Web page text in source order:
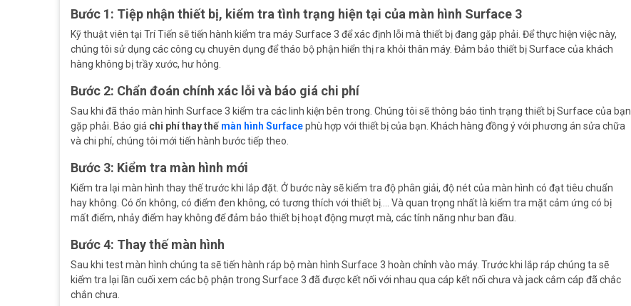
Bước 1: Tiệp nhận thiết bị, kiểm tra tình trạng hiện tại của màn hình Surface 3
Kỹ thuật viên tại Trí Tiến sẽ tiến hành kiểm tra máy Surface 3 để xác định lỗi mà thiết bị đang gặp phải. Để thực hiện việc này,
chúng tôi sử dụng các công cụ chuyên dụng để tháo bộ phận hiển thị ra khỏi thân máy. Đảm bảo thiết bị Surface của khách
hàng không bị trầy xước, hư hỏng.
Bước 2: Chẩn đoán chính xác lỗi và báo giá chi phí
Sau khi đã tháo màn hình Surface 3 kiểm tra các linh kiện bên trong. Chúng tôi sẽ thông báo tình trạng thiết bị Surface của bạn
gặp phải. Báo giá chi phí thay thế màn hình Surfacephù hợp với thiết bị của bạn. Khách hàng đồng ý với phương án sửa chữa
và chi phí, chúng tôi mới tiến hành bước tiếp theo.
Bước 3: Kiểm tra màn hình mới
Kiểm tra lại màn hình thay thế trước khi lắp đặt. Ở bước này sẽ kiểm tra độ phân giải, độ nét của màn hình có đạt tiêu chuẩn
hay không. Có ổn không, có điểm đen không, có tương thích với thiết bị…. Và quan trọng nhất là kiểm tra mặt cảm ứng có bị
mất điểm, nhảy điểm hay không để đảm bảo thiết bị hoạt động mượt mà, các tính năng như ban đầu.
Bước 4: Thay thế màn hình
Sau khi test màn hình chúng ta sẽ tiến hành ráp bộ màn hình Surface 3 hoàn chỉnh vào máy. Trước khi lắp ráp chúng ta sẽ
kiểm tra lại lần cuối xem các bộ phận trong Surface 3 đã được kết nối với nhau qua cáp kết nối chưa và jack cắm cáp đã chắc
chắn chưa.